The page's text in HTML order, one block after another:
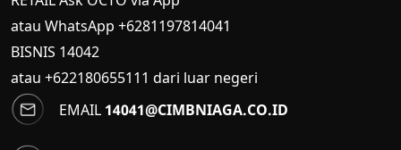
atau WhatsApp +6281197814041
BISNIS 14042
atau +622180655111 dari luar negeri
EMAIL 14041@CIMBNIAGA.CO.ID